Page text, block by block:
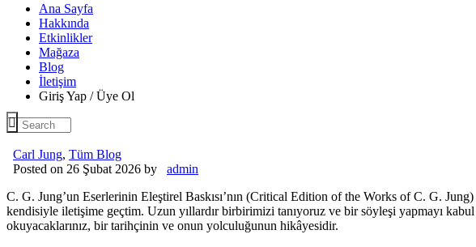
Ana Sayfa
Hakkında
Etkinlikler
Mağaza
Blog
İletişim
Giriş Yap / Üye Ol
Carl Jung, Tüm Blog
Posted on 26 Şubat 2026 by
admin
C. G. Jung’un Eserlerinin Eleştirel Baskısı’nın (Critical Edition of the Works of C. G.
kendisiyle iletişime geçtim. Uzun yıllardır birbirimizi tanıyoruz ve bir söyleşi yapmayı
okuyacaklarınız, bir tarihçinin ve onun yolculuğunun hikâyesidir.